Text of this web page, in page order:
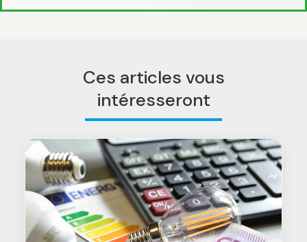
Ces articles vous
intéresseront